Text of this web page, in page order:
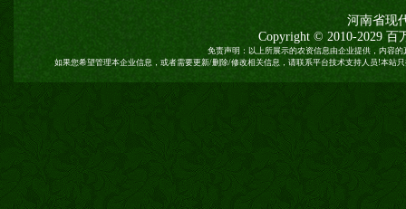
河南省现
Copyright © 2010-2029 百
免责声明：以上所展示的农资信息由企业提供，内容
如果您希望管理本企业信息，或者需要更新/删除/修改相关信息，请联系平台技术支持人员!本站